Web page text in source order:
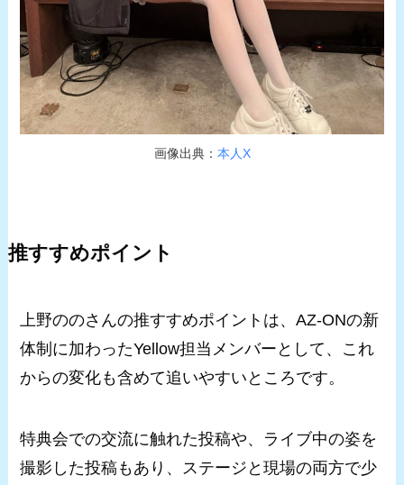
画像出典： 本人X
推すすめポイント
上野ののさんの推すすめポイントは、AZ-ONの新
体制に加わったYellow担当メンバーとして、これ
からの変化も含めて追いやすいところです。
特典会での交流に触れた投稿や、ライブ中の姿を
撮影した投稿もあり、ステージと現場の両方で少